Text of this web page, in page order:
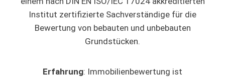
Institut zertifizierte Sachverständige für die
Bewertung von bebauten und unbebauten
Grundstücken.
Erfahrung: Immobilienbewertung ist